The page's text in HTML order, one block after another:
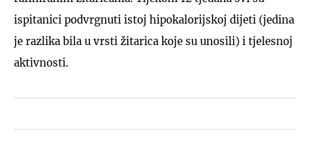
ispitanici podvrgnuti istoj hipokalorijskoj dijeti (jedina
je razlika bila u vrsti žitarica koje su unosili) i tjelesnoj
aktivnosti.